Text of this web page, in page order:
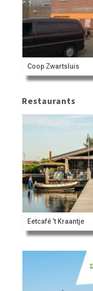
Coop Zwartsluis
Restaurants
Eetcafé ’t Kraantje